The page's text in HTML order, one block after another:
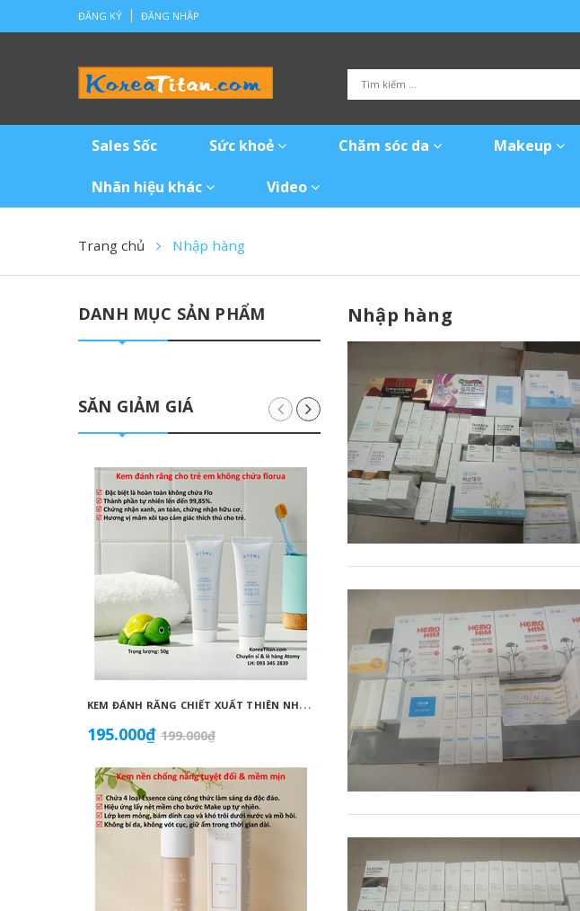
ĐĂNG KÝ ĐĂNG NHẬP
Sales Sốc Sức khoẻ Chăm sóc da Makeup
Nhãn hiệu khác Video
Trang chủ Nhập hàng
Nhập hàng
DANH MỤC SẢN PHẨM
SĂN GIẢM GIÁ
K
EM ĐÁNH RĂNG CHIẾT XUẤT THIÊN NHIÊN KHÔNG CHỨA FLORUA AN TOÀN DÀNH CHO TRẺ EM ( 50G) - ATOMY KID NATURAL TOOTHPASTE (NON FLUORIDE) - 애터미 키즈 내추럴 치약 - НАТУРАЛЬНАЯ ДЕТСКАЯ ЗУБНАЯ ПАСТА ATOMY
195.000₫ 199.000₫
D
UNG DỊCH LÀM LÀNH VIÊM LOÉT NIÊM MẠC DẠ DÀY, GIẢM ĐAU DẠ DÀY, DỨT ĐIỂM Ợ CHUA CHIẾT XUẤT NỤ HOA KIM NGÂN VỚI MẬT ONG (20ML X 30 GÓI) - ATOMY STOMACH HEALTH DAILY CARE - 애터미 위건강 데일리 케어 - ЕЖЕДНЕВНЫЙ УХОД ЗА ЗДОРОВЬЕМ ЖЕЛУДКА ATOMY
1.099.000₫